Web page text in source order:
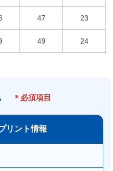
47 23
49 24
＊必須項目
リント情報